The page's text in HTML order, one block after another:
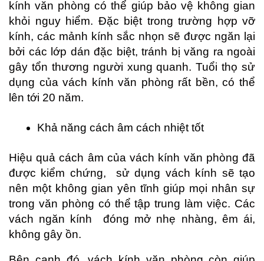
kính văn phòng có thể giúp bảo vệ không gian
khỏi nguy hiểm. Đặc biệt trong trường hợp vỡ
kính, các mảnh kính sắc nhọn sẽ được ngăn lại
bởi các lớp dán đặc biệt, tránh bị văng ra ngoài
gây tổn thương người xung quanh. Tuổi thọ sử
dụng của vách kính văn phòng rất bền, có thể
lên tới 20 năm.
Khả năng cách âm cách nhiệt tốt
Hiệu quả cách âm của vách kính văn phòng đã
được kiểm chứng,  sử dụng vách kính sẽ tạo
nên một không gian yên tĩnh giúp mọi nhân sự
trong văn phòng có thể tập trung làm việc. Các
vách ngăn kính  đóng mở nhẹ nhàng, êm ái,
không gây ồn.